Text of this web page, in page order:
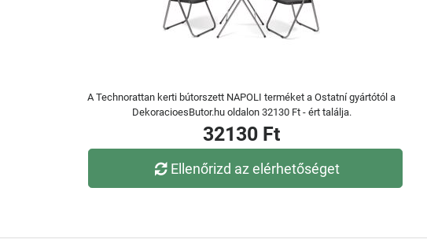
A Technorattan kerti bútorszett NAPOLI terméket a Ostatní gyártótól a
DekoracioesButor.hu oldalon 32130 Ft - ért találja.
32130 Ft
Ellenőrizd az elérhetőséget